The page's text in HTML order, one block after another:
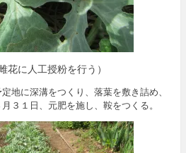
花に人工授粉を行う）
地に深溝をつくり、落葉を敷き詰め、
３１日、元肥を施し、鞍をつくる。